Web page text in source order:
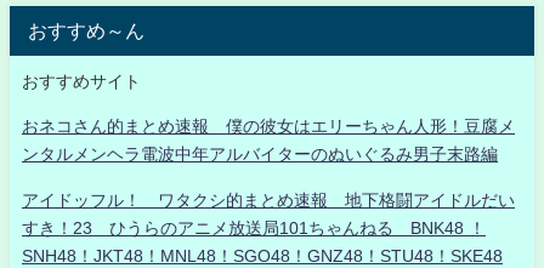
おすすめ～ん
おすすめサイト
おネコさん的まとめ速報 僕の彼女はエリーちゃん人形！豆腐メ
ンタルメンヘラ電波中年アルバイターのぬいぐるみ男子末路編
アイドッフル！ ワタクシ的まとめ速報 地下格闘アイドルだい
すき！23 ひうらのアニメ放送局101ちゃんねる BNK48 ！
SNH48！JKT48！MNL48！SGO48！GNZ48！STU48！SKE48